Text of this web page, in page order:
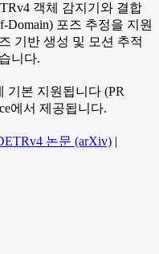
객체 감지기와 결합
Domain) 포즈 추정을 지원
기반 생성 및 모션 추적
니다.
기본 지원됩니다 (PR
에서 제공됩니다.
논문 (arXiv) |